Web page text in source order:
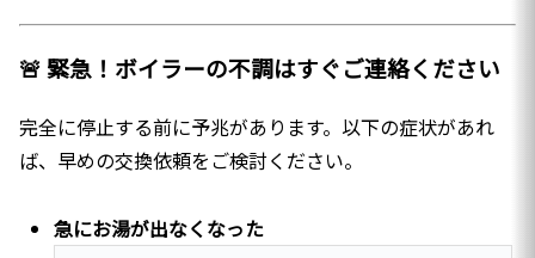
🚨 緊急！ボイラーの不調はすぐご連絡ください
完全に停止する前に予兆があります。以下の症状があれ
ば、早めの交換依頼をご検討ください。
急にお湯が出なくなった